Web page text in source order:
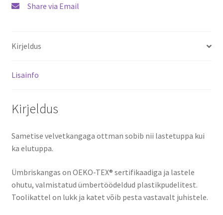
Share via Email
Kirjeldus
Lisainfo
Kirjeldus
Sametise velvetkangaga ottman sobib nii lastetuppa kui
ka elutuppa.
Ümbriskangas on OEKO-TEX® sertifikaadiga ja lastele
ohutu, valmistatud ümbertöödeldud plastikpudelitest.
Toolikattel on lukk ja katet võib pesta vastavalt juhistele.